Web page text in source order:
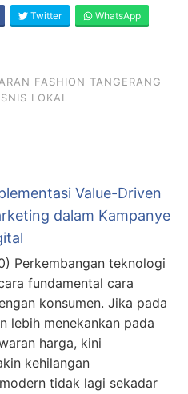
Twitter WhatsApp
FASHION TANGERANG
LOKAL
Value-Driven
dalam Kampanye
Perkembangan teknologi
fundamental cara
konsumen. Jika pada
lebih menekankan pada
harga, kini
kehilangan
tidak lagi sekadar